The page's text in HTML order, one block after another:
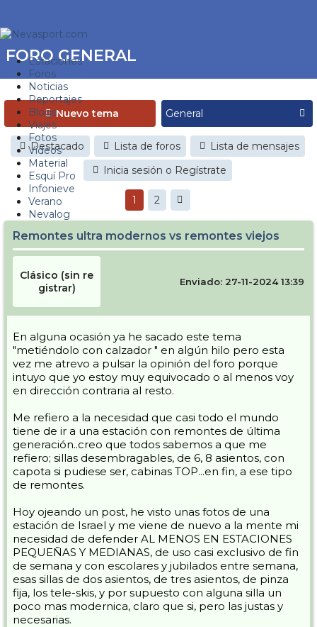
Estaciones
Foros
Noticias
Reportajes
Blogs
Viajes
Fotos
Videos
Material
Esquí Pro
Infonieve
Verano
Nevalog
FORO GENERAL
Nuevo tema
Destacado Lista de foros
Lista de mensajes
Inicia sesión o Regístrate
1 2
Remontes ultra modernos vs remontes viejos
Clásico (sin re
gistrar)
Enviado: 27-11-2024 13:39
En alguna ocasión ya he sacado este tema
"metiéndolo con calzador " en algún hilo pero esta
vez me atrevo a pulsar la opinión del foro porque
intuyo que yo estoy muy equivocado o al menos voy
en dirección contraria al resto.
Me refiero a la necesidad que casi todo el mundo
tiene de ir a una estación con remontes de última
generación..creo que todos sabemos a que me
refiero; sillas desembragables, de 6, 8 asientos, con
capota si pudiese ser, cabinas TOP...en fin, a ese tipo
de remontes.
Hoy ojeando un post, he visto unas fotos de una
estación de Israel y me viene de nuevo a la mente mi
necesidad de defender AL MENOS EN ESTACIONES
PEQUEÑAS Y MEDIANAS, de uso casi exclusivo de fin
de semana y con escolares y jubilados entre semana,
esas sillas de dos asientos, de tres asientos, de pinza
fija, los tele-skis, y por supuesto con alguna silla un
poco mas modernica, claro que si, pero las justas y
necesarias.